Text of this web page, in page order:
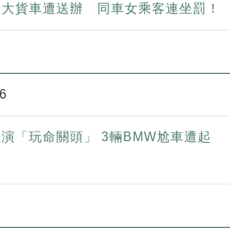
貨車遭送辦 同車女乘客連坐罰！
「玩命關頭」 3輛BMW尬車遭起